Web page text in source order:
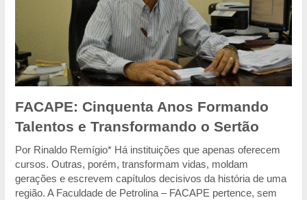
FACAPE: Cinquenta Anos Formando
Talentos e Transformando o Sertão
Por Rinaldo Remígio* Há instituições que apenas oferecem
cursos. Outras, porém, transformam vidas, moldam
gerações e escrevem capítulos decisivos da história de uma
região. A Faculdade de Petrolina – FACAPE pertence, sem